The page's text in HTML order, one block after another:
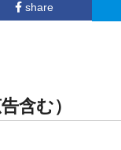
share
含む）